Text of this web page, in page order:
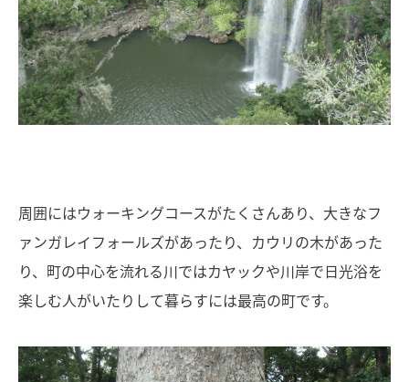
周囲にはウォーキングコースがたくさんあり、大きなフ
ァンガレイフォールズがあったり、カウリの木があった
り、町の中心を流れる川ではカヤックや川岸で日光浴を
楽しむ人がいたりして暮らすには最高の町です。